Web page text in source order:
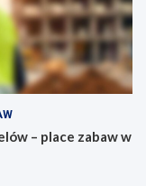
– place zabaw w